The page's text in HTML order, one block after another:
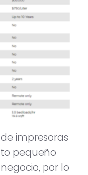
impresoras
pequeño
por lo